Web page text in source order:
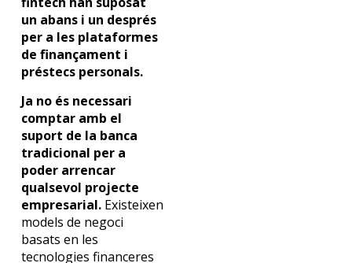
un abans i un després
per a les plataformes
de finançament i
préstecs personals.
Ja no és necessari
comptar amb el
suport de la banca
tradicional per a
poder arrencar
qualsevol projecte
empresarial. Existeixen
models de negoci
basats en les
tecnologies financeres